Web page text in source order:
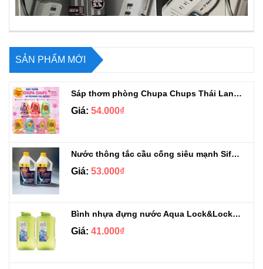
SẢN PHẨM MỚI
Sáp thơm phòng Chupa Chups Thái Lan 230g
Giá: 54.000₫
Nước thông tắc cầu cống siêu mạnh Sifa 1.4kg
Giá: 53.000₫
Bình nhựa đựng nước Aqua Lock&Lock 2.1L
Giá: 41.000₫